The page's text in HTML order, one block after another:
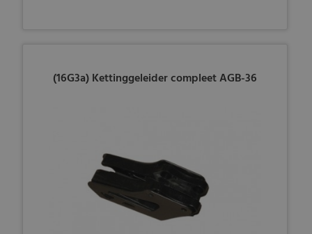
(16G3a) Kettinggeleider compleet AGB-36